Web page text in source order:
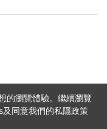
Copyright ©
的瀏覽體驗。繼續瀏覽
同意我們的私隱政策